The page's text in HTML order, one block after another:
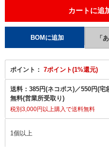
ポイント： 7ポイント(1%還元)
送料： 385円(ネコポス)／550円(宅
無料(営業所受取り)
税別3,000円以上購入で送料無料
1個以上